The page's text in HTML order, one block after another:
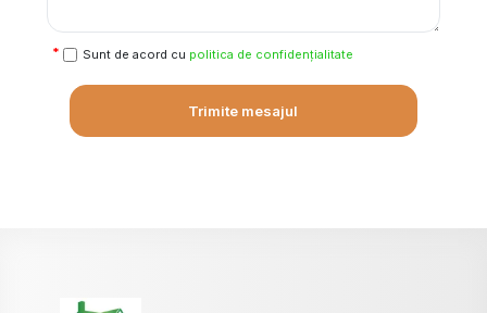
Sunt de acord cu politica de confidențialitate
Trimite mesajul